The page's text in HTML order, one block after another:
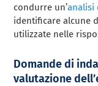
condurre un’analisi
identificare alcune
utilizzate nelle
Domande di
valutazione